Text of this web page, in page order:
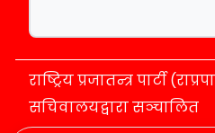
राष्ट्रिय प्रजातन्त्र पार्टी
सचिवालयद्वारा सञ्चालित